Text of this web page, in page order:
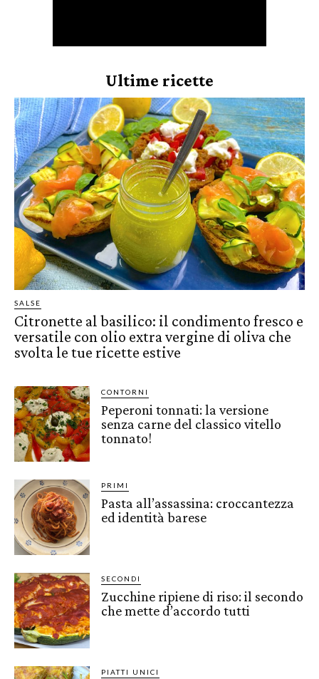
Ultime ricette
SALSE
Citronette al basilico: il condimento fresco e
versatile con olio extra vergine di oliva che
svolta le tue ricette estive
CONTORNI
Peperoni tonnati: la versione
senza carne del classico vitello
tonnato!
PRIMI
Pasta all’assassina: croccantezza
ed identità barese
SECONDI
Zucchine ripiene di riso: il secondo
che mette d’accordo tutti
PIATTI UNICI